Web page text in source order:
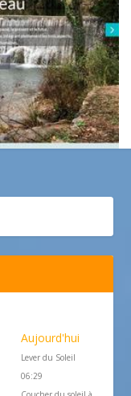
Aujourd'hui
Lever du Soleil
06:29